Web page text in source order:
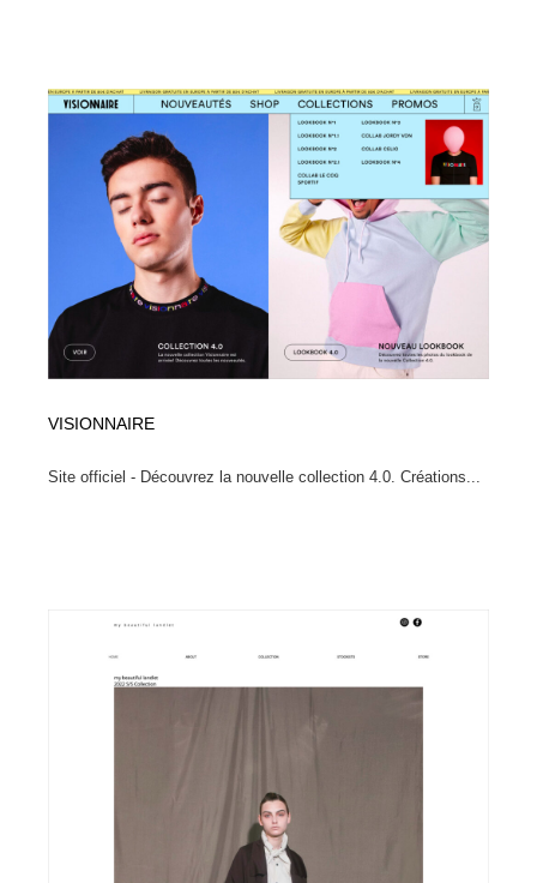
VISIONNAIRE
Site officiel - Découvrez la nouvelle collection 4.0. Créations...